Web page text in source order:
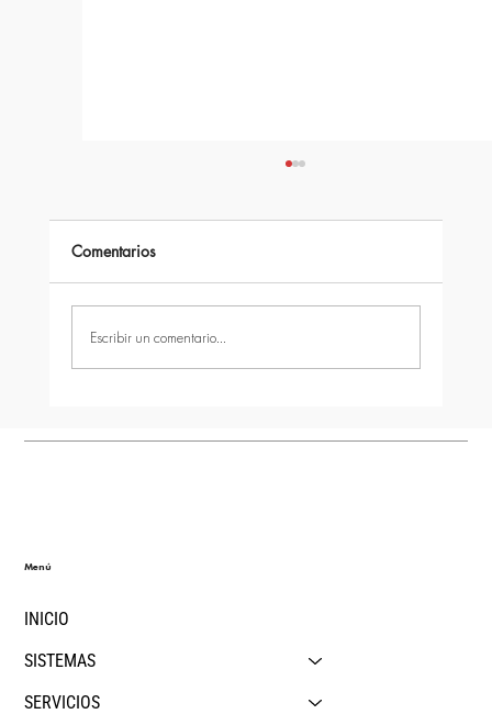
¿qué diferencia realmente a una
Comentarios
Escribir un comentario...
INICIO
SISTEMAS
SERVICIOS
Menú